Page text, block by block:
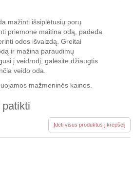
mažinti išsiplėtusių porų
priemonė maitina odą, padeda
odos išvaizdą. Greitai
ir mažina paraudimų
į veidrodį, galėsite džiaugtis
veido oda.
mažmeninės kainos.
Įdėti visus produktus į krepšelį